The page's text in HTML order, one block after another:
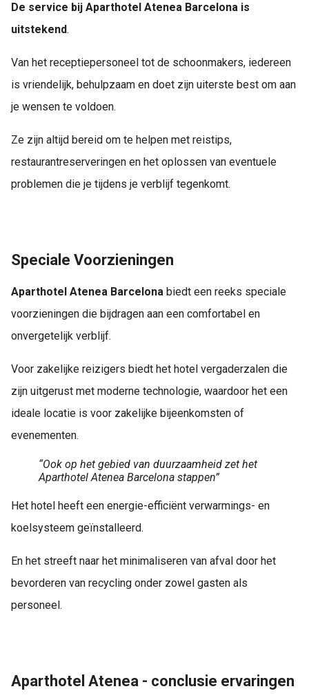
De service bij Aparthotel Atenea Barcelona is
uitstekend.
Van het receptiepersoneel tot de schoonmakers, iedereen
is vriendelijk, behulpzaam en doet zijn uiterste best om aan
je wensen te voldoen.
Ze zijn altijd bereid om te helpen met reistips,
restaurantreserveringen en het oplossen van eventuele
problemen die je tijdens je verblijf tegenkomt.
Speciale Voorzieningen
Aparthotel Atenea Barcelona biedt een reeks speciale
voorzieningen die bijdragen aan een comfortabel en
onvergetelijk verblijf.
Voor zakelijke reizigers biedt het hotel vergaderzalen die
zijn uitgerust met moderne technologie, waardoor het een
ideale locatie is voor zakelijke bijeenkomsten of
evenementen.
“Ook op het gebied van duurzaamheid zet het
Aparthotel Atenea Barcelona stappen”
Het hotel heeft een energie-efficiënt verwarmings- en
koelsysteem geïnstalleerd.
En het streeft naar het minimaliseren van afval door het
bevorderen van recycling onder zowel gasten als
personeel.
Aparthotel Atenea - conclusie ervaringen